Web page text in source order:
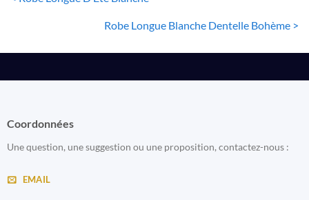
Robe Longue Blanche Dentelle Bohème >
Coordonnées
Une question, une suggestion ou une proposition, contactez-nous :
EMAIL